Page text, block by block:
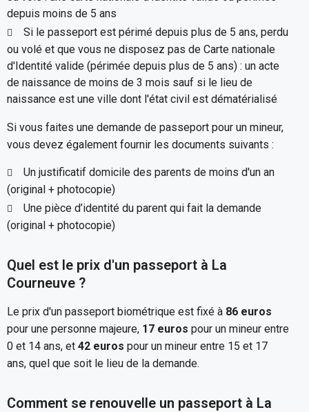
depuis moins de 5 ans
Si le passeport est périmé depuis plus de 5 ans, perdu
ou volé et que vous ne disposez pas de Carte nationale
d'Identité valide (périmée depuis plus de 5 ans) : un acte
de naissance de moins de 3 mois sauf si le lieu de
naissance est une ville dont l'état civil est dématérialisé
Si vous faites une demande de passeport pour un mineur,
vous devez également fournir les documents suivants :
Un justificatif domicile des parents de moins d'un an
(original + photocopie)
Une pièce d’identité du parent qui fait la demande
(original + photocopie)
Quel est le prix d'un passeport à La
Courneuve ?
Le prix d'un passeport biométrique est fixé à 86 euros
pour une personne majeure, 17 euros pour un mineur entre
0 et 14 ans, et 42 euros pour un mineur entre 15 et 17
ans, quel que soit le lieu de la demande.
Comment se renouvelle un passeport à La